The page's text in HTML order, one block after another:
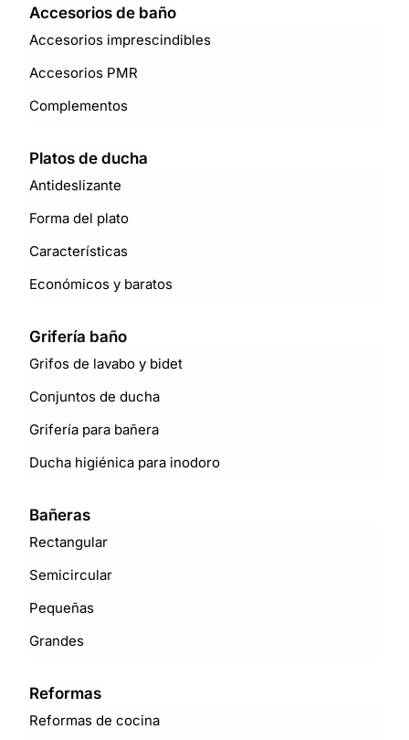
Accesorios de baño
Accesorios imprescindibles
Accesorios PMR
Complementos
Platos de ducha
Antideslizante
Forma del plato
Características
Económicos y baratos
Grifería baño
Grifos de lavabo y bidet
Conjuntos de ducha
Grifería para bañera
Ducha higiénica para inodoro
Bañeras
Rectangular
Semicircular
Pequeñas
Grandes
Reformas
Reformas de cocina